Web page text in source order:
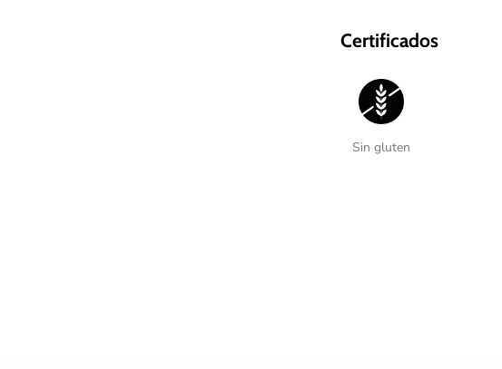
Certificados
Sin gluten